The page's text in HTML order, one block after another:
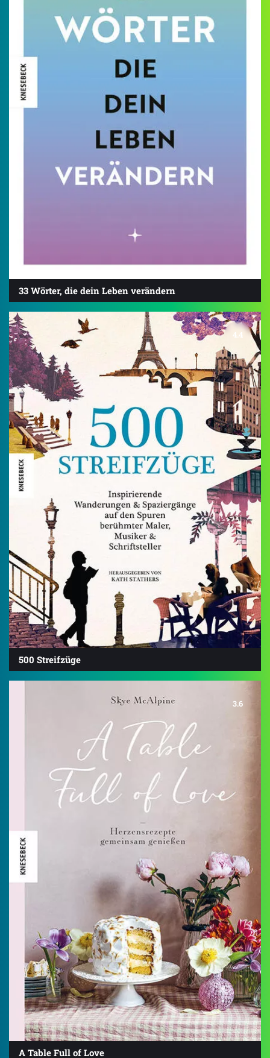
33 Wörter, die dein Leben verändern
4.4
500 Streifzüge
3.6
A Table Full of Love